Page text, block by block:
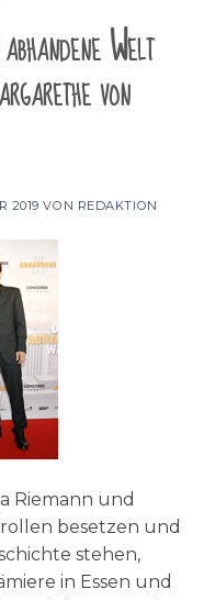
Welt
von
2019 VON REDAKTION
Riemann und
besetzen und
stehen,
in Essen und